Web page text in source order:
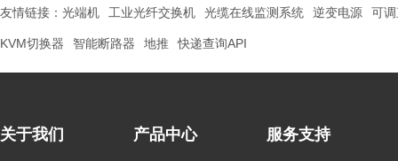
友情链接： 光端机 工业光纤交换机 光缆在线监测系统 逆变电源 可
KVM切换器 智能断路器 地推 快递查询API
关于我们 产品中心 服务支持